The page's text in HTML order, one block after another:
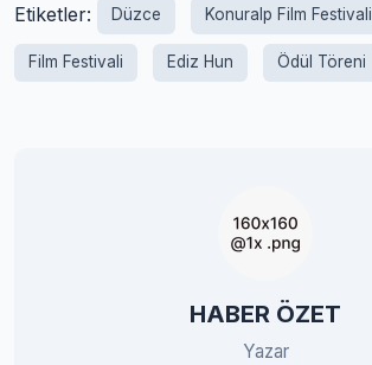
Etiketler: Düzce Konuralp Film Festivali
Film Festivali Ediz Hun Ödül Töreni
HABER ÖZET
Yazar